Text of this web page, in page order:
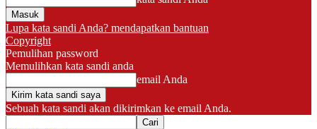
Lupa kata sandi Anda? mendapatkan bantuan
Copyright
Pemulihan password
Memulihkan kata sandi anda
email Anda
Sebuah kata sandi akan dikirimkan ke email Anda.